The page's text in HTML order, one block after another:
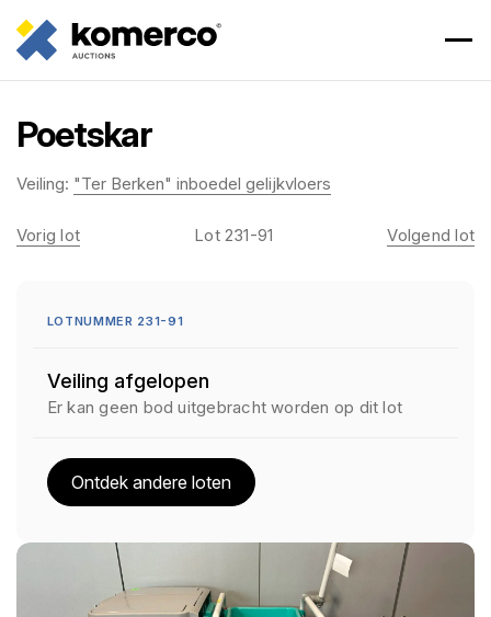
Poetskar
Veiling: "Ter Berken" inboedel gelijkvloers
Vorig lot Lot 231-91 Volgend lot
LOTNUMMER 231-91
Veiling afgelopen
Er kan geen bod uitgebracht worden op dit lot
Ontdek andere loten